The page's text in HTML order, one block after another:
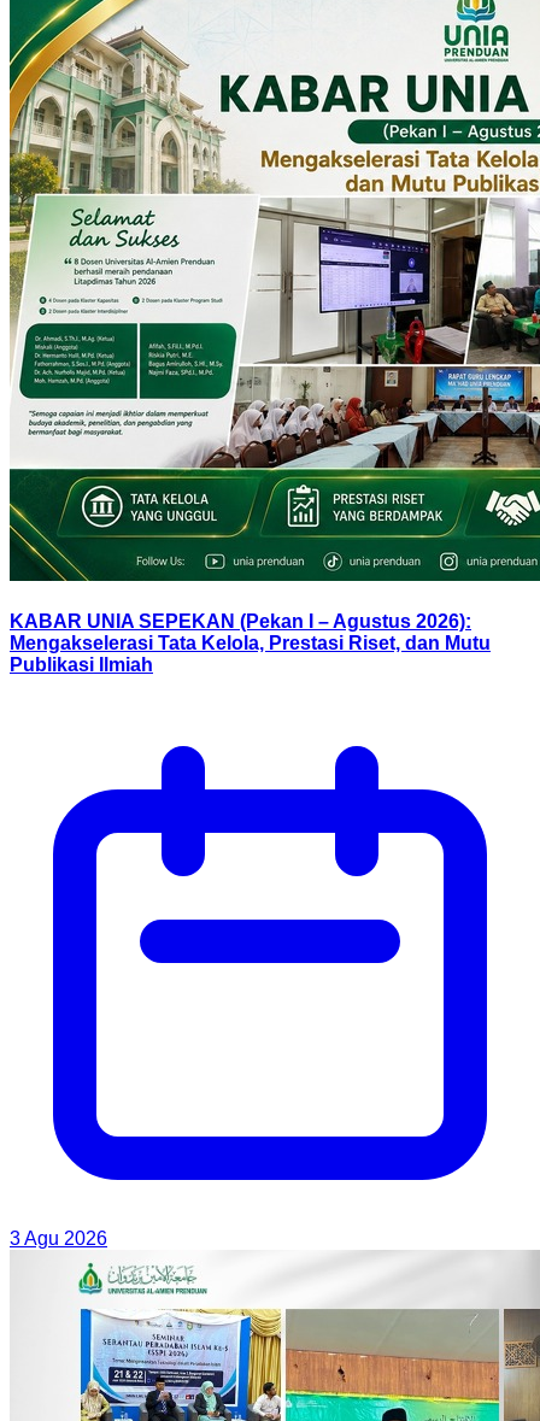
KABAR UNIA SEPEKAN (Pekan I – Agustus 2026):
Mengakselerasi Tata Kelola, Prestasi Riset, dan Mutu
Publikasi Ilmiah
3 Agu 2026